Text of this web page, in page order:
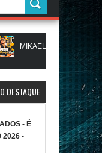
MIKAEL SANTOS - MS IN
EM SAMPA - CD NOVO
DESTAQUE
- É
2026 -